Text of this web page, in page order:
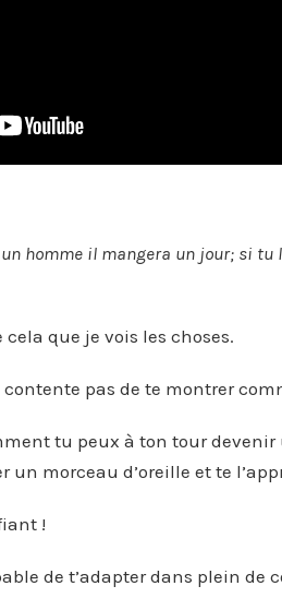
homme il mangera un jour; si
que je vois les choses.
contente pas de te montrer
tu peux à ton tour
morceau d’oreille et te
!
de t’adapter dans plein de